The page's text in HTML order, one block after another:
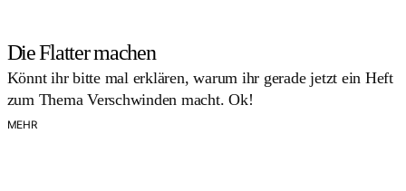
Die Flatter machen
Könnt ihr bitte mal erklären, warum ihr gerade jetzt ein Heft
zum Thema Verschwinden macht. Ok!
MEHR